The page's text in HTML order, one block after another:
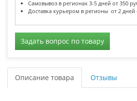
Самовывоз в регионах 3-5 дней от 350
Доставка курьером в регионы от 2 дней
Задать вопрос по товару
Описание товара Отзывы